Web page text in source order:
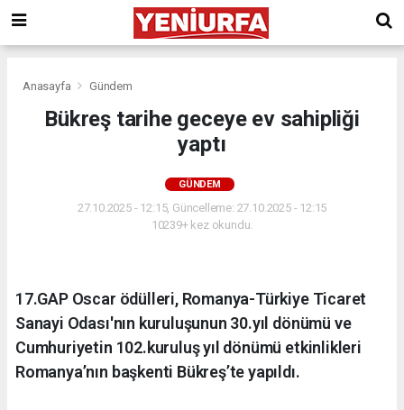
Anasayfa Gündem
Bükreş tarihe geceye ev sahipliği
yaptı
GÜNDEM
27.10.2025 - 12:15, Güncelleme: 27.10.2025 - 12:15
10239+ kez okundu.
17.GAP Oscar ödülleri, Romanya-Türkiye Ticaret
Sanayi Odası'nın kuruluşunun 30.yıl dönümü ve
Cumhuriyetin 102.kuruluş yıl dönümü etkinlikleri
Romanya’nın başkenti Bükreş’te yapıldı.